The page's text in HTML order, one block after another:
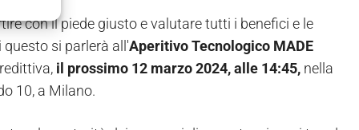
con il piede giusto e valutare tutti i benefici e le
si parlerà all'Aperitivo Tecnologico MADE
il prossimo 12 marzo 2024, alle 14:45, nella
10, a Milano.